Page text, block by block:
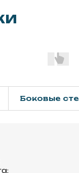
Боковые